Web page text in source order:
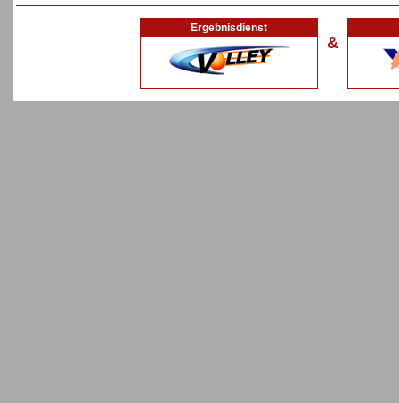
Ergebnisdienst
&